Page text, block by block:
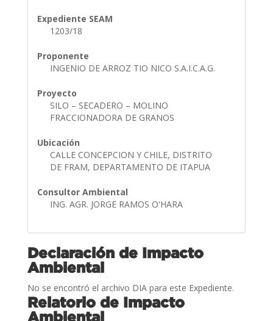
Expediente SEAM
1203/18
Proponente
INGENIO DE ARROZ TIO NICO S.A.I.C.A.G.
Proyecto
SILO – SECADERO – MOLINO
FRACCIONADORA DE GRANOS
Ubicación
CALLE CONCEPCION Y CHILE, DISTRITO
DE FRAM, DEPARTAMENTO DE ITAPUA
Consultor Ambiental
ING. AGR. JORGE RAMOS O'HARA
Declaración de Impacto
Ambiental
No se encontró el archivo DIA para este Expediente.
Relatorio de Impacto
Ambiental